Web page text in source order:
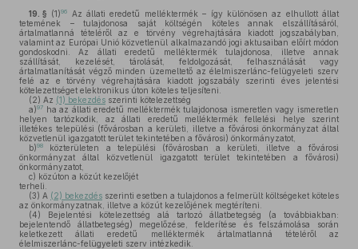
19. § (1)96
Az állati eredetű melléktermék – így különösen az elhullott állat
tetemének – tulajdonosa saját költségén köteles annak elszállításáról,
ártalmatlanná tételéről az e törvény végrehajtására kiadott jogszabályban,
valamint az Európai Unió közvetlenül alkalmazandó jogi aktusaiban előírt módon
gondoskodni. Az állati eredetű melléktermék tulajdonosa, illetve annak
szállítását, kezelését, tárolását, feldolgozását, felhasználását vagy
ártalmatlanítását végző minden üzemeltető az élelmiszerlánc-felügyeleti szerv
felé az e törvény végrehajtására kiadott jogszabály szerinti éves jelentési
kötelezettséget elektronikus úton köteles teljesíteni.
(2) Az (1) bekezdés szerinti kötelezettség
a)97 ha az állati eredetű melléktermék tulajdonosa ismeretlen vagy ismeretlen
helyen tartózkodik, az állati eredetű melléktermék fellelési helye szerint
illetékes települési (fővárosban a kerületi, illetve a fővárosi önkormányzat által
közvetlenül igazgatott terület tekintetében a fővárosi) önkormányzatot,
b)98
közterületen a települési (fővárosban a kerületi, illetve a fővárosi
önkormányzat által közvetlenül igazgatott terület tekintetében a fővárosi)
önkormányzatot,
c) közúton a közút kezelőjét
terheli.
(3) A (2) bekezdés szerinti esetben a tulajdonos a felmerült költségeket köteles
az önkormányzatnak, illetve a közút kezelőjének megtéríteni.
(4) Bejelentési kötelezettség alá tartozó állatbetegség (a továbbiakban:
bejelentendő állatbetegség) megelőzése, felderítése és felszámolása során
keletkezett állati eredetű melléktermék ártalmatlanná tételéről az
élelmiszerlánc-felügyeleti szerv intézkedik.